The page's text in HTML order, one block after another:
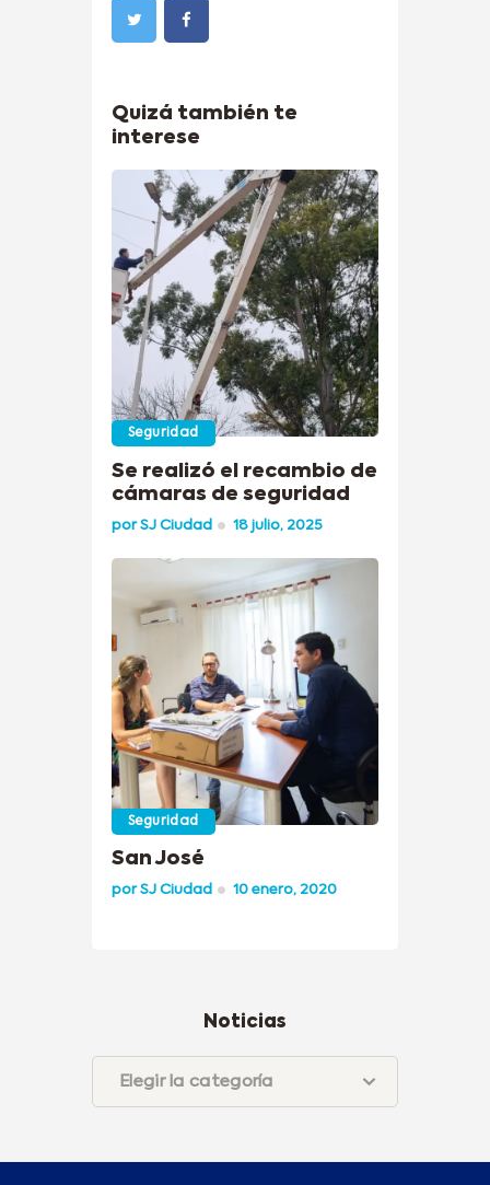
Quizá también te
interese
Seguridad
Se realizó el recambio de
cámaras de seguridad
porSJ Ciudad 18 julio, 2025
Seguridad
San José
porSJ Ciudad 10 enero, 2020
Noticias